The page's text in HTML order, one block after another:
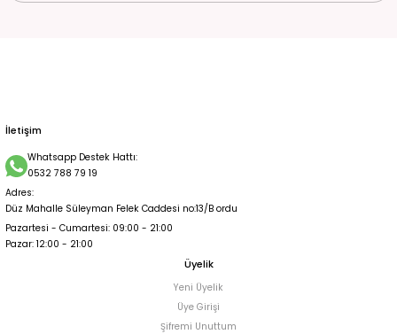
İletişim
Whatsapp Destek Hattı:
0532 788 79 19
Adres:
Düz Mahalle Süleyman Felek Caddesi no:13/B ordu
Pazartesi - Cumartesi: 09:00 - 21:00
Pazar: 12:00 - 21:00
Üyelik
Yeni Üyelik
Üye Girişi
Şifremi Unuttum